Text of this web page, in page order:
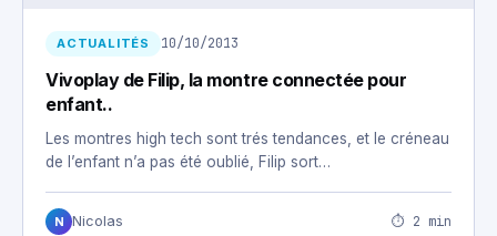
ACTUALITÉS 10/10/2013
Vivoplay de Filip, la montre connectée pour
enfant..
Les montres high tech sont trés tendances, et le créneau
de l’enfant n’a pas été oublié, Filip sort…
N Nicolas ⏱ 2 min